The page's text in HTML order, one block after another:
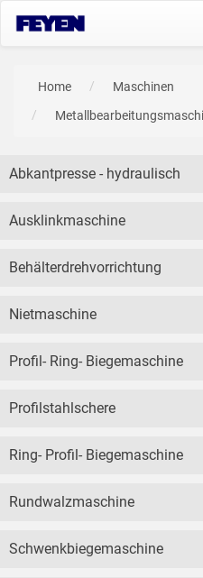
Home
Maschinen
Abkantpresse - hydraulisch
Ausklinkmaschine
Behälterdrehvorrichtung
Nietmaschine
Profil- Ring- Biegemaschine
Profilstahlschere
Ring- Profil- Biegemaschine
Rundwalzmaschine
Schwenkbiegemaschine